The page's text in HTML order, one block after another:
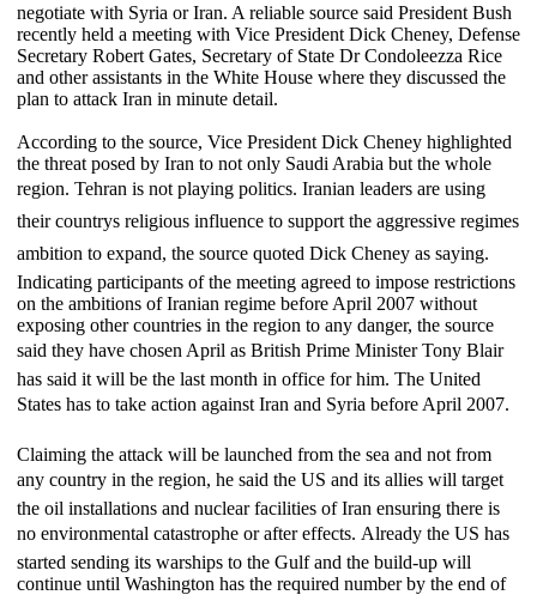
negotiate with Syria or Iran. A reliable source said President Bush
recently held a meeting with Vice President Dick Cheney, Defense
Secretary Robert Gates, Secretary of State Dr Condoleezza Rice
and other assistants in the White House where they discussed the
plan to attack Iran in minute detail.
According to the source, Vice President Dick Cheney highlighted
the threat posed by Iran to not only Saudi Arabia but the whole
region. Tehran is not playing politics. Iranian leaders are using
their countrys religious influence to support the aggressive regimes
ambition to expand, the source quoted Dick Cheney as saying.
Indicating participants of the meeting agreed to impose restrictions
on the ambitions of Iranian regime before April 2007 without
exposing other countries in the region to any danger, the source
said they have chosen April as British Prime Minister Tony Blair
has said it will be the last month in office for him. The United
States has to take action against Iran and Syria before April 2007.
Claiming the attack will be launched from the sea and not from
any country in the region, he said the US and its allies will target
the oil installations and nuclear facilities of Iran ensuring there is
no environmental catastrophe or after effects. Already the US has
started sending its warships to the Gulf and the build-up will
continue until Washington has the required number by the end of